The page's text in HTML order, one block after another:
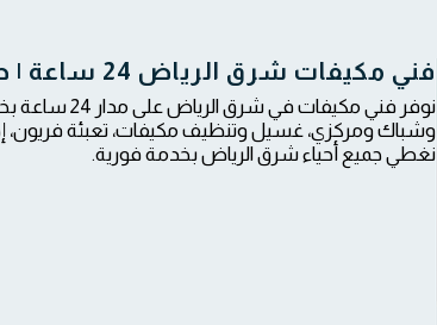
فني مكيفات شرق الرياض 24 ساعة | صيانة وتركيب جميع أنواع المكيفات
نوفر فني
وشباك ومركزي، غسيل وتنظيف مكيفات، تعبئة فريون،
نغطي جميع أحياء شرق الرياض بخدمة فورية.